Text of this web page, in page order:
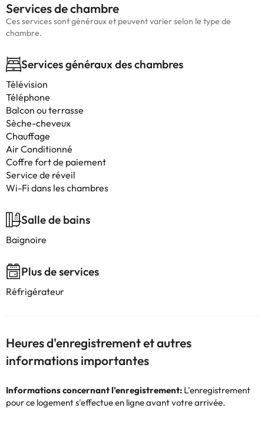
Services de chambre
Ces services sont généraux et peuvent varier selon le type de
chambre.
Services généraux des chambres
Télévision
Téléphone
Balcon ou terrasse
Sèche-cheveux
Chauffage
Air Conditionné
Coffre fort de paiement
Service de réveil
Wi-Fi dans les chambres
Salle de bains
Baignoire
Plus de services
Réfrigérateur
Heures d'enregistrement et autres
informations importantes
Informations concernant l'enregistrement: L'enregistrement
pour ce logement s'effectue en ligne avant votre arrivée.